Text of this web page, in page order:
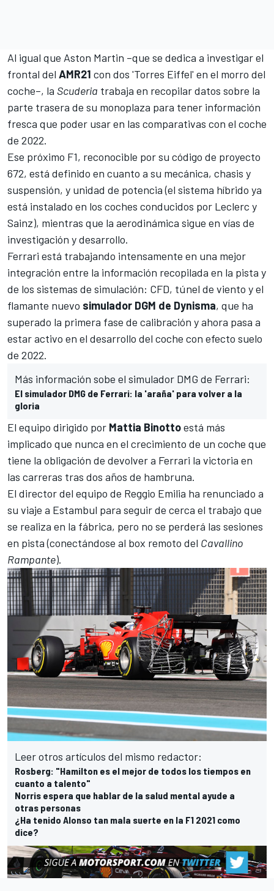
Al igual que Aston Martin –que se dedica a investigar el
frontal del AMR21 con dos 'Torres Eiffel' en el morro del
coche–, la Scuderia trabaja en recopilar datos sobre la
parte trasera de su monoplaza para tener información
fresca que poder usar en las comparativas con el coche
de 2022.
Ese próximo F1, reconocible por su código de proyecto
672, está definido en cuanto a su mecánica, chasis y
suspensión, y unidad de potencia (el sistema híbrido ya
está instalado en los coches conducidos por Leclerc y
Sainz), mientras que la aerodinámica sigue en vías de
investigación y desarrollo.
Ferrari está trabajando intensamente en una mejor
integración entre la información recopilada en la pista y
de los sistemas de simulación: CFD, túnel de viento y el
flamante nuevo simulador DGM de Dynisma, que ha
superado la primera fase de calibración y ahora pasa a
estar activo en el desarrollo del coche con efecto suelo
de 2022.
Más información sobe el simulador DMG de Ferrari:
El simulador DMG de Ferrari: la 'araña' para volver a la
gloria
El equipo dirigido por Mattia Binottoestá más
implicado que nunca en el crecimiento de un coche que
tiene la obligación de devolver a Ferrari la victoria en
las carreras tras dos años de hambruna.
El director del equipo de Reggio Emilia ha renunciado a
su viaje a Estambul para seguir de cerca el trabajo que
se realiza en la fábrica, pero no se perderá las sesiones
en pista (conectándose al box remoto del Cavallino
Rampante).
Leer otros artículos del mismo redactor:
Rosberg: "Hamilton es el mejor de todos los tiempos en
cuanto a talento"
Norris espera que hablar de la salud mental ayude a
otras personas
¿Ha tenido Alonso tan mala suerte en la F1 2021 como
dice?